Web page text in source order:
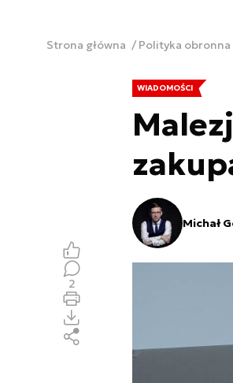
Strona główna Polityka obronna
WIADOMOŚCI
Michał
2